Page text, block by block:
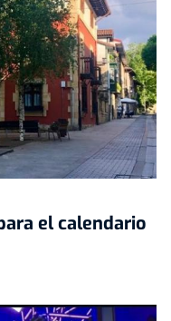
el calendario